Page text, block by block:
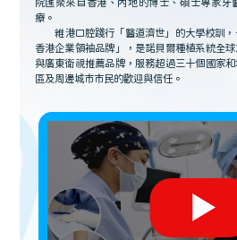
院匯聚來自香港、內地的博士、碩士專家牙
療。
維港口腔踐行「醫道濟世」的大學校訓
香港企業領袖品牌」，是諾貝爾種植系統全
與廣東衛視推薦品牌，服務超過三十個國家
區及周邊城市市民的歡迎與信任。